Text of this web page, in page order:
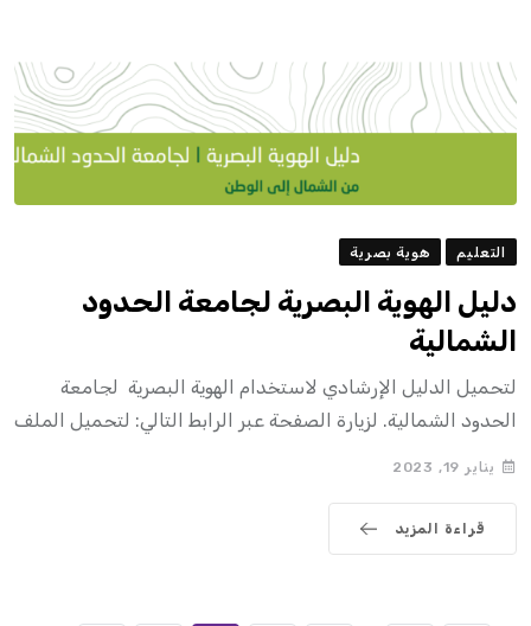
التعليم هوية بصرية
دليل الهوية البصرية لجامعة الحدود
الشمالية
لتحميل الدليل الإرشادي لاستخدام الهوية البصرية لجامعة
الحدود الشمالية. لزيارة الصفحة عبر الرابط التالي: لتحميل الملف
يناير 19, 2023
قراءة المزيد